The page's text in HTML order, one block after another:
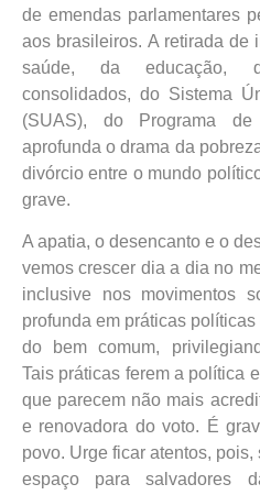
de emendas parlamentares
aos brasileiros. A retirada de
saúde, da educação,
consolidados, do Sistema
(SUAS), do Programa
aprofunda o drama da
divórcio entre o mundo
grave.
A apatia, o desencanto e o
vemos crescer dia a dia no
inclusive nos movimentos
profunda em práticas
do bem comum,
Tais práticas ferem a política
que parecem não mais
e renovadora do voto. É
povo. Urge ficar atentos,
espaço para salvadores